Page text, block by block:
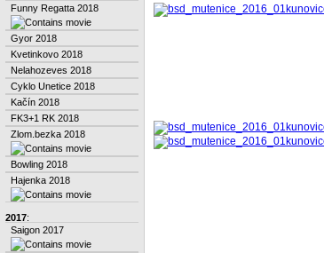
Funny Regatta 2018
Gyor 2018
Kvetinkovo 2018
Nelahozeves 2018
Cyklo Unetice 2018
Kačín 2018
FK3+1 RK 2018
Zlom.bezka 2018
Bowling 2018
Hajenka 2018
2017:
Saigon 2017